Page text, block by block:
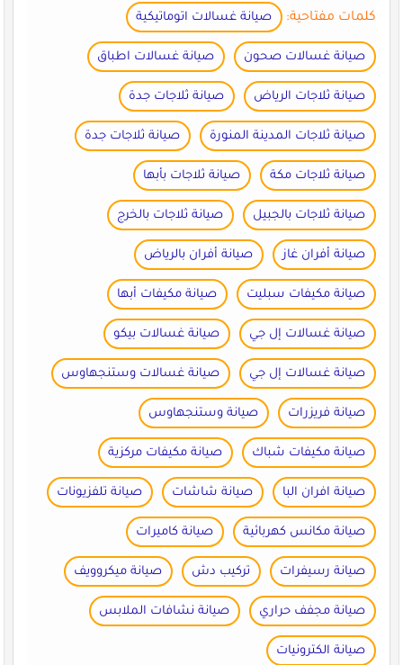
كلمات مفتاحية: صيانة غسالات اتوماتيكية
صيانة غسالات صحون صيانة غسالات اطباق
صيانة ثلاجات الرياض صيانة ثلاجات جدة
صيانة ثلاجات المدينة المنورة صيانة ثلاجات جدة
صيانة ثلاجات مكة صيانة ثلاجات بأبها
صيانة ثلاجات بالجبيل صيانة ثلاجات بالخرج
صيانة أفران غاز صيانة أفران بالرياض
صيانة مكيفات سبليت صيانة مكيفات أبها
صيانة غسالات إل جي صيانة غسالات بيكو
صيانة غسالات إل جي صيانة غسالات وستنجهاوس
صيانة فريزرات صيانة وستنجهاوس
صيانة مكيفات شباك صيانة مكيفات مركزية
صيانة افران البا صيانة شاشات صيانة تلفزيونات
صيانة مكانس كهربائية صيانة كاميرات
صيانة رسيفرات تركيب دش صيانة ميكروويف
صيانة مجفف حراري صيانة نشافات الملابس
صيانة الكترونيات